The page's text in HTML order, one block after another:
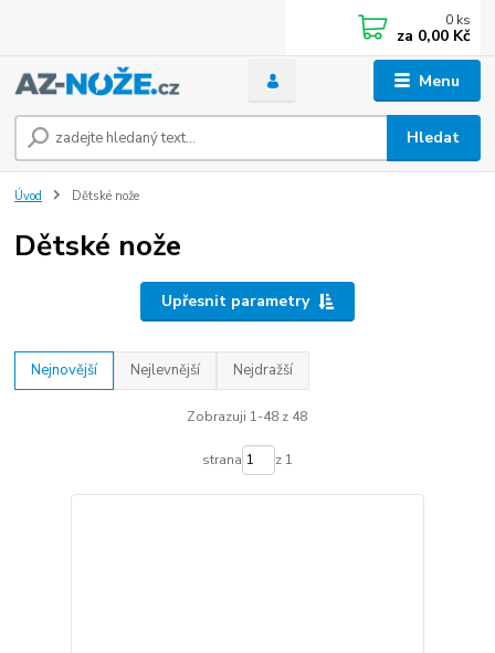
Menu
Hledat
0 ks
za 0,00 Kč
Úvod Dětské nože
Dětské nože
Upřesnit parametry
Nejnovější Nejlevnější Nejdražší
Zobrazuji 1-48 z 48
strana z 1